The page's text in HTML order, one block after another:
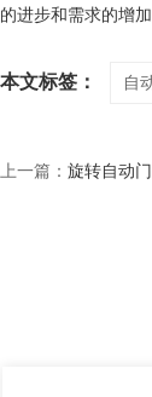
的进步和需求的增
本文标签： 自
上一篇： 旋转自动门